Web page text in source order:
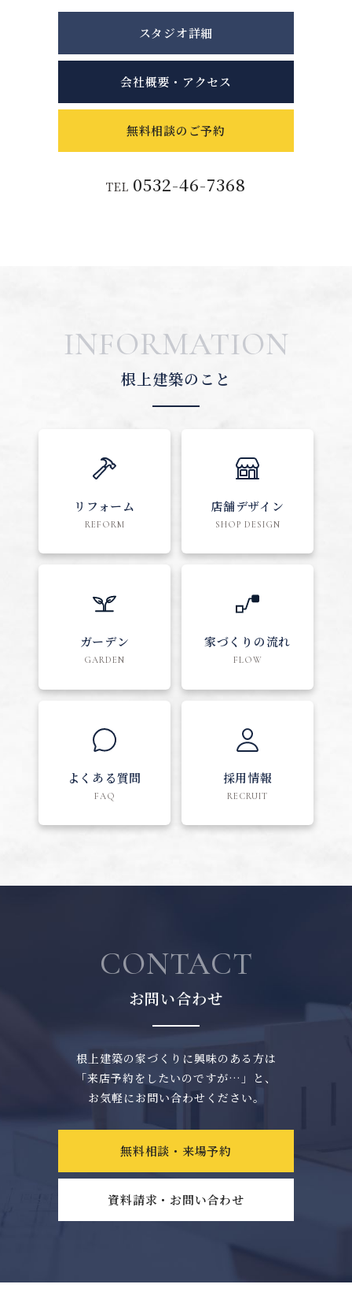
スタジオ詳細
会社概要・アクセス
無料相談のご予約
TEL 0532-46-7368
INFORMATION
根上建築のこと
リフォーム
REFORM
店舗デザイン
SHOP DESIGN
ガーデン
GARDEN
家づくりの流れ
FLOW
よくある質問
FAQ
採用情報
RECRUIT
CONTACT
お問い合わせ
根上建築の家づくりに興味のある方は
「来店予約をしたいのですが…」と、
お気軽にお問い合わせください。
無料相談・来場予約
資料請求・お問い合わせ